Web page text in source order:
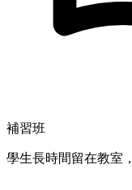
補習班
學生長時間留在教室